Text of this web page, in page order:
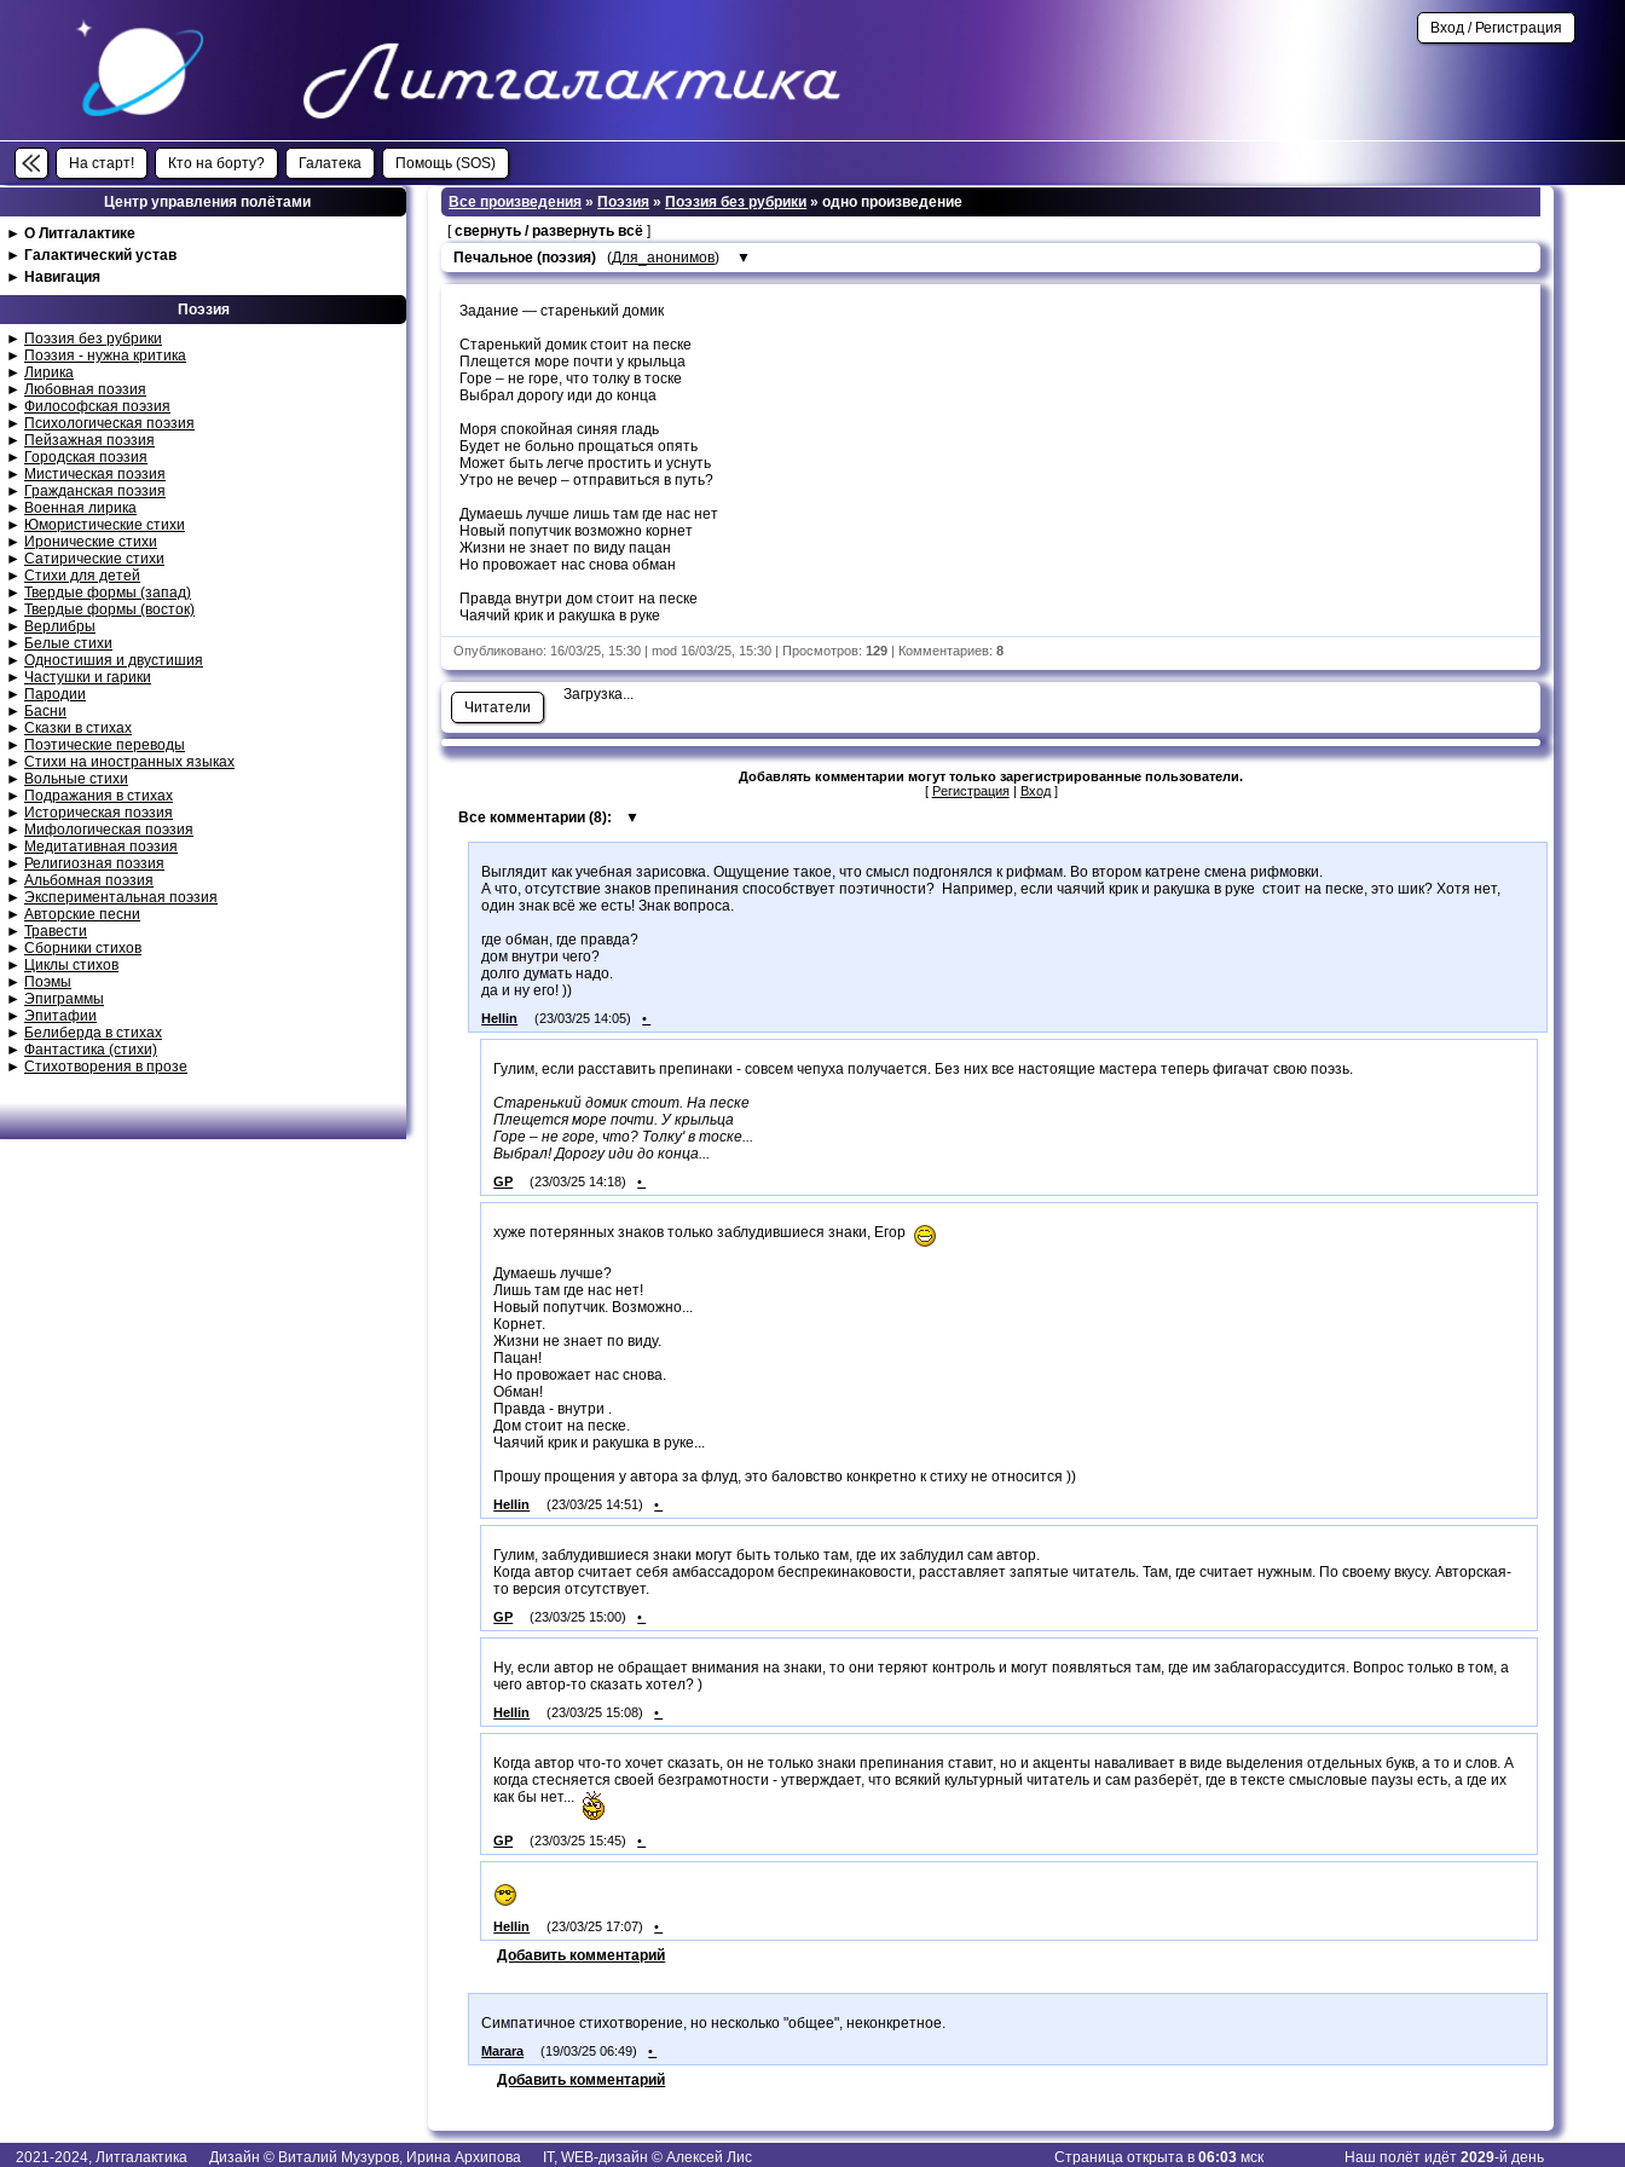
На старт! Кто на борту? Галатека Помощь (SOS)
Вход / Регистрация
Центр управления полётами
► О Литгалактике
► Галактический устав
► Навигация
Поэзия
► Поэзия без рубрики
► Поэзия - нужна критика
► Лирика
► Любовная поэзия
► Философская поэзия
► Психологическая поэзия
► Пейзажная поэзия
► Городская поэзия
► Мистическая поэзия
► Гражданская поэзия
► Военная лирика
► Юмористические стихи
► Иронические стихи
► Сатирические стихи
► Стихи для детей
► Твердые формы (запад)
► Твердые формы (восток)
► Верлибры
► Белые стихи
► Одностишия и двустишия
► Частушки и гарики
► Пародии
► Басни
► Сказки в стихах
► Поэтические переводы
► Стихи на иностранных языках
► Вольные стихи
► Подражания в стихах
► Историческая поэзия
► Мифологическая поэзия
► Медитативная поэзия
► Религиозная поэзия
► Альбомная поэзия
► Экспериментальная поэзия
► Авторские песни
► Травести
► Сборники стихов
► Циклы стихов
► Поэмы
► Эпиграммы
► Эпитафии
► Белиберда в стихах
► Фантастика (стихи)
► Стихотворения в прозе
Все произведения »Поэзия »Поэзия без рубрики » одно произведение
[свернуть / развернуть всё ]
Печальное (поэзия) (Для_анонимов) ▼
Задание — старенький домик
Старенький домик стоит на песке
Плещется море почти у крыльца
Горе – не горе, что толку в тоске
Выбрал дорогу иди до конца
Моря спокойная синяя гладь
Будет не больно прощаться опять
Может быть легче простить и уснуть
Утро не вечер – отправиться в путь?
Думаешь лучше лишь там где нас нет
Новый попутчик возможно корнет
Жизни не знает по виду пацан
Но провожает нас снова обман
Правда внутри дом стоит на песке
Чаячий крик и ракушка в руке
Опубликовано: 16/03/25, 15:30 | mod 16/03/25, 15:30 | Просмотров:129 | Комментариев:8
Читатели
Загрузка...
Добавлять комментарии могут только зарегистрированные пользователи.
[ Регистрация| Вход]
Все комментарии (8): ▼
Выглядит как учебная зарисовка. Ощущение такое, что смысл подгонялся к рифмам. Во втором катрене смена рифмовки.
А что, отсутствие знаков препинания способствует поэтичности? Например, если чаячий крик и ракушка в руке стоит на песке, это шик? Хотя нет,
один знак всё же есть! Знак вопроса.
где обман, где правда?
дом внутри чего?
долго думать надо.
да и ну его! ))
Hellin (23/03/25 14:05) •
Гулим, если расставить препинаки - совсем чепуха получается. Без них все настоящие мастера теперь фигачат свою поэзь.
Старенький домик стоит. На песке
Плещется море почти. У крыльца
Горе – не горе, что? Толку' в тоске...
Выбрал! Дорогу иди до конца...
GP (23/03/25 14:18) •
хуже потерянных знаков только заблудившиеся знаки, Егор
Думаешь лучше?
Лишь там где нас нет!
Новый попутчик. Возможно...
Корнет.
Жизни не знает по виду.
Пацан!
Но провожает нас снова.
Обман!
Правда - внутри .
Дом стоит на песке.
Чаячий крик и ракушка в руке...
Прошу прощения у автора за флуд, это баловство конкретно к стиху не относится ))
Hellin (23/03/25 14:51) •
Гулим, заблудившиеся знаки могут быть только там, где их заблудил сам автор.
Когда автор считает себя амбассадором беспрекинаковости, расставляет запятые читатель. Там, где считает нужным. По своему вкусу. Авторская-
то версия отсутствует.
GP (23/03/25 15:00) •
Ну, если автор не обращает внимания на знаки, то они теряют контроль и могут появляться там, где им заблагорассудится. Вопрос только в том, а
чего автор-то сказать хотел? )
Hellin (23/03/25 15:08) •
Когда автор что-то хочет сказать, он не только знаки препинания ставит, но и акценты наваливает в виде выделения отдельных букв, а то и слов. А
когда стесняется своей безграмотности - утверждает, что всякий культурный читатель и сам разберёт, где в тексте смысловые паузы есть, а где их
как бы нет...
GP (23/03/25 15:45) •
Hellin (23/03/25 17:07) •
Добавить комментарий
Симпатичное стихотворение, но несколько "общее", неконкретное.
Marara (19/03/25 06:49) •
Добавить комментарий
2021-2024, Литгалактика Дизайн © Виталий Музуров, Ирина Архипова IT, WEB-дизайн © Алексей Лис Наш полёт идёт 2029-й день
Страница открыта в 06:03мск